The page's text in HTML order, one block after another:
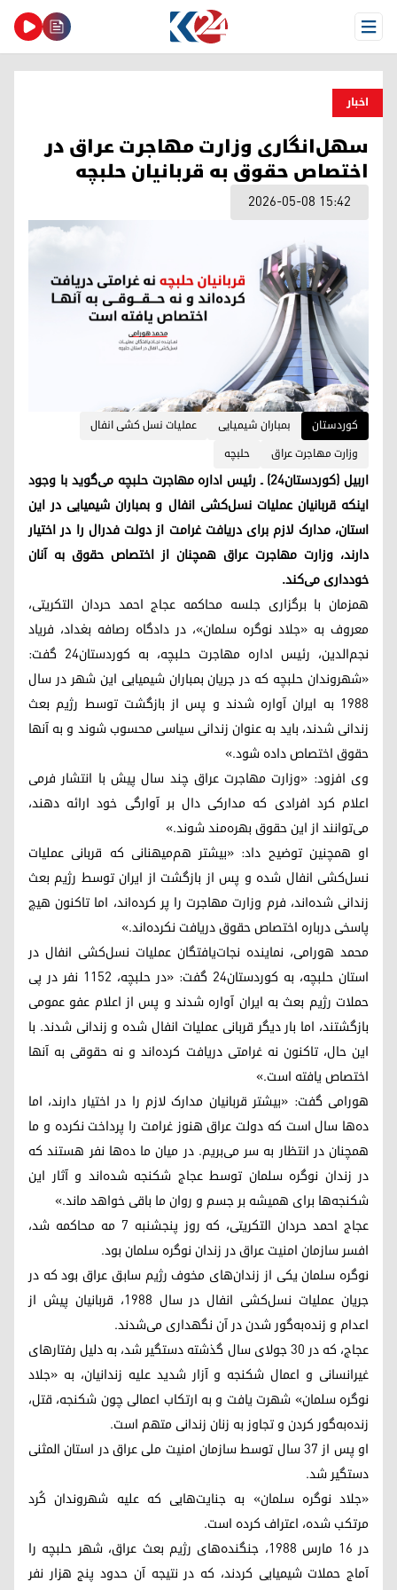
Open Menu
اخبار
سهل‌انگاری وزارت مهاجرت عراق در
اختصاص حقوق به قربانیان حلبچه
2026-05-08 15:42
کوردستان بمباران شیمیایی
عملیات نسل کشی انفال
وزارت مهاجرت عراق
حلبچه
اربیل (کوردستان۲۴) ـ رئیس اداره مهاجرت حلبچه می‌گوید با وجود
اینکه قربانیان عملیات نسل‌کشی انفال و بمباران شیمیایی در این
استان، مدارک لازم برای دریافت غرامت از دولت فدرال را در اختیار
دارند، وزارت مهاجرت عراق همچنان از اختصاص حقوق به آنان
خودداری می‌کند.
همزمان با برگزاری جلسه محاکمه عجاج احمد حردان التکریتی،
معروف به «جلاد نوگره سلمان»، در دادگاه رصافه بغداد، فریاد
نجم‌الدین، رئیس اداره مهاجرت حلبچه، به کوردستان۲۴ گفت:
«شهروندان حلبچه که در جریان بمباران شیمیایی این شهر در سال
۱۹۸۸ به ایران آواره شدند و پس از بازگشت توسط رژیم بعث
زندانی شدند، باید به عنوان زندانی سیاسی محسوب شوند و به آنها
حقوق اختصاص داده شود.»
وی افزود: «وزارت مهاجرت عراق چند سال پیش با انتشار فرمی
اعلام کرد افرادی که مدارکی دال بر آوارگی خود ارائه دهند،
می‌توانند از این حقوق بهره‌مند شوند.»
او همچنین توضیح داد: «بیشتر هم‌میهنانی که قربانی عملیات
نسل‌کشی انفال شده و پس از بازگشت از ایران توسط رژیم بعث
زندانی شده‌اند، فرم وزارت مهاجرت را پر کرده‌اند، اما تاکنون هیچ
پاسخی درباره اختصاص حقوق دریافت نکرده‌اند.»
محمد هورامی، نماینده نجات‌یافتگان عملیات نسل‌کشی انفال در
استان حلبچه، به کوردستان۲۴ گفت: «در حلبچه، ۱۱۵۲ نفر در پی
حملات رژیم بعث به ایران آواره شدند و پس از اعلام عفو عمومی
بازگشتند، اما بار دیگر قربانی عملیات انفال شده و زندانی شدند. با
این حال، تاکنون نه غرامتی دریافت کرده‌اند و نه حقوقی به آنها
اختصاص یافته است.»
هورامی گفت: «بیشتر قربانیان مدارک لازم را در اختیار دارند، اما
ده‌ها سال است که دولت عراق هنوز غرامت را پرداخت نکرده و ما
همچنان در انتظار به سر می‌بریم. در میان ما ده‌ها نفر هستند که
در زندان نوگره سلمان توسط عجاج شکنجه شده‌اند و آثار این
شکنجه‌ها برای همیشه بر جسم و روان ما باقی خواهد ماند.»
عجاج احمد حردان التکریتی، که روز پنجشنبه ۷ مه محاکمه شد،
افسر سازمان امنیت عراق در زندان نوگره سلمان بود.
نوگره سلمان یکی از زندان‌های مخوف رژیم سابق عراق بود که در
جریان عملیات نسل‌کشی انفال در سال ۱۹۸۸، قربانیان پیش از
اعدام و زنده‌به‌گور شدن در آن نگهداری می‌شدند.
عجاج، که در ۳۰ جولای سال گذشته دستگیر شد، به دلیل رفتارهای
غیرانسانی و اعمال شکنجه و آزار شدید علیه زندانیان، به «جلاد
نوگره سلمان» شهرت یافت و به ارتکاب اعمالی چون شکنجه، قتل،
زنده‌به‌گور کردن و تجاوز به زنان زندانی متهم است.
او پس از ۳۷ سال توسط سازمان امنیت ملی عراق در استان المثنی
دستگیر شد.
«جلاد نوگره سلمان» به جنایت‌هایی که علیه شهروندان کُرد
مرتکب شده، اعتراف کرده است.
در ١٦ مارس ١٩٨٨، جنگنده‌های رژیم بعث عراق، شهر حلبچه را
آماج حملات شیمیایی کردند، که در نتیجه آن حدود پنج هزار نفر